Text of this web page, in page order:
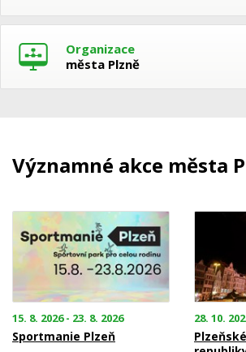
Organizace
města Plzně
Významné akce města
15. 8. 2026 - 23. 8. 2026
Sportmanie Plzeň
28. 10.